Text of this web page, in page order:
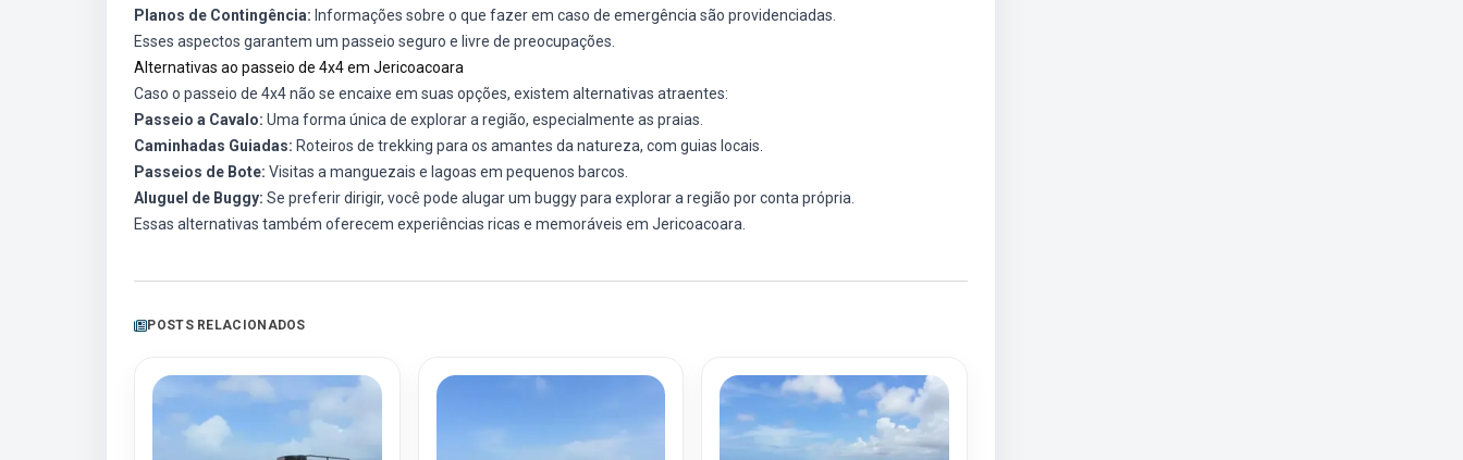
Planos de Contingência: Informações sobre o que fazer em caso de emergência são providenciadas.
Esses aspectos garantem um passeio seguro e livre de preocupações.
Alternativas ao passeio de 4x4 em Jericoacoara
Caso o passeio de 4x4 não se encaixe em suas opções, existem alternativas atraentes:
Passeio a Cavalo: Uma forma única de explorar a região, especialmente as praias.
Caminhadas Guiadas: Roteiros de trekking para os amantes da natureza, com guias locais.
Passeios de Bote: Visitas a manguezais e lagoas em pequenos barcos.
Aluguel de Buggy: Se preferir dirigir, você pode alugar um buggy para explorar a região por conta própria.
Essas alternativas também oferecem experiências ricas e memoráveis em Jericoacoara.
POSTS RELACIONADOS